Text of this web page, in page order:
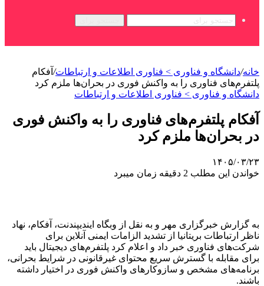
خانه/دانشگاه و فناوری > فناوری اطلاعات و ارتباطات/ آفکام
پلتفرم‌های فناوری را به واکنش فوری در بحران‌ها ملزم کرد
دانشگاه و فناوری > فناوری اطلاعات و ارتباطات
آفکام پلتفرم‌های فناوری را به واکنش فوری
در بحران‌ها ملزم کرد
۱۴۰۵/۰۳/۲۳
خواندن این مطلب 2 دقیقه زمان میبرد
به گزارش خبرگزاری مهر و به نقل از وبگاه ایندیپندنت، آفکام، نهاد
ناظر ارتباطات بریتانیا از تشدید الزامات ایمنی آنلاین برای
شرکت‌های فناوری خبر داد و اعلام کرد پلتفرم‌های دیجیتال باید
برای مقابله با گسترش سریع محتوای غیرقانونی در شرایط بحرانی،
برنامه‌های مشخص و سازوکارهای واکنش فوری در اختیار داشته
باشند.